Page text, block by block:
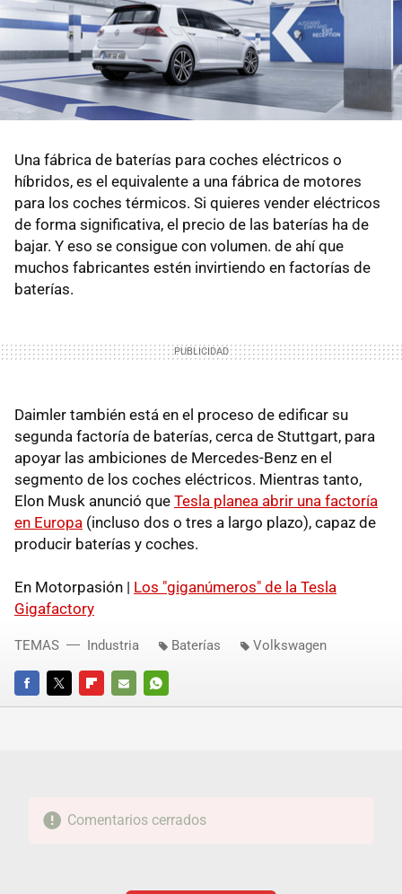
Una fábrica de baterías para coches eléctricos o
híbridos, es el equivalente a una fábrica de motores
para los coches térmicos. Si quieres vender eléctricos
de forma significativa, el precio de las baterías ha de
bajar. Y eso se consigue con volumen. de ahí que
muchos fabricantes estén invirtiendo en factorías de
baterías.
Daimler también está en el proceso de edificar su
segunda factoría de baterías, cerca de Stuttgart, para
apoyar las ambiciones de Mercedes-Benz en el
segmento de los coches eléctricos. Mientras tanto,
Elon Musk anunció que Tesla planea abrir una factoría
en Europa (incluso dos o tres a largo plazo), capaz de
producir baterías y coches.
En Motorpasión | Los "giganúmeros" de la Tesla
Gigafactory
FACEBOOKTWITTERFLIPBOARD
E-
WHATSAPP
TEMAS Industria Baterías Volkswagen
Comentarios cerrados